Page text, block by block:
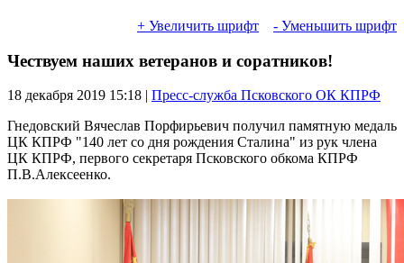
+ Увеличить шрифт - Уменьшить шрифт
Чествуем наших ветеранов и соратников!
18 декабря 2019 15:18 | Пресс-служба Псковского ОК КПРФ
Гнедовский Вячеслав Порфирьевич получил памятную медаль
ЦК КПРФ "140 лет со дня рождения Сталина" из рук члена
ЦК КПРФ, первого секретаря Псковского обкома КПРФ
П.В.Алексеенко.